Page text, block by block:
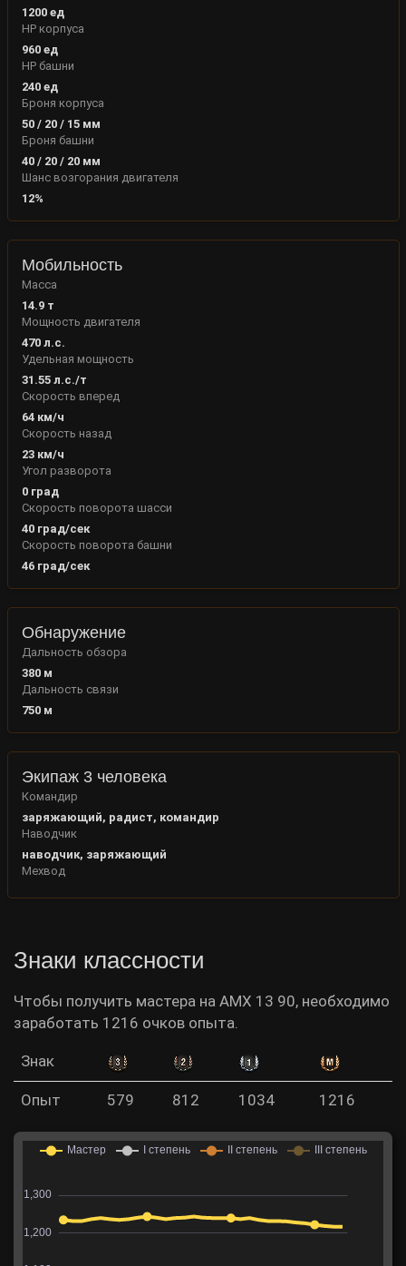
1200ед
HP корпуса
960ед
HP башни
240ед
Броня корпуса
50/ 20/ 15мм
Броня башни
40 / 20 / 20 мм
Шанс возгорания двигателя
12%
Мобильность
Масса
14.9т
Мощность двигателя
470л.с.
Удельная мощность
31.55л.с./т
Скорость вперед
64км/ч
Скорость назад
23км/ч
Угол разворота
0град
Скорость поворота шасси
40град/сек
Скорость поворота башни
46град/сек
Обнаружение
Дальность обзора
380м
Дальность связи
750м
Экипаж 3 человека
Командир
заряжающий, радист, командир
Наводчик
наводчик, заряжающий
Мехвод
Знаки классности
Чтобы получить мастера на AMX 13 90, необходимо
заработать 1216 очков опыта.
Знак
Опыт 579 812 1034 1216